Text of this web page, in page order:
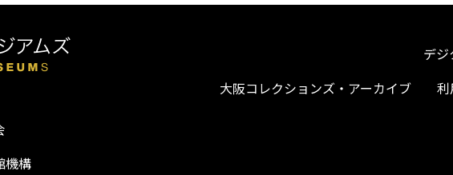
デ
大阪コレクションズ・アーカイブ
利
機構